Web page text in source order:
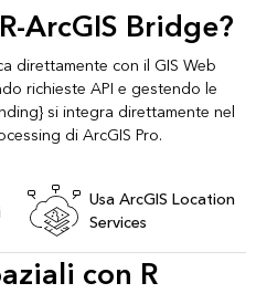
ArcGIS Bridge?
direttamente con il GIS Web
richieste API e gestendo le
si integra direttamente nel
di ArcGIS Pro.
Usa ArcGIS Location
Services
con R